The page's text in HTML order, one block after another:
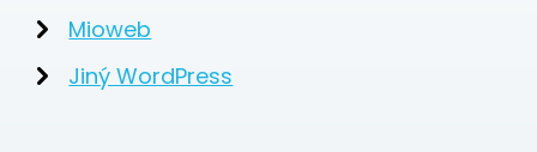
Mioweb
Jiný WordPress